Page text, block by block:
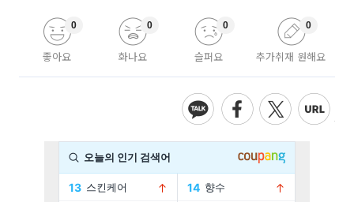
좋아요
0
화나요
0
슬퍼요
0
추가취재 원해요
0